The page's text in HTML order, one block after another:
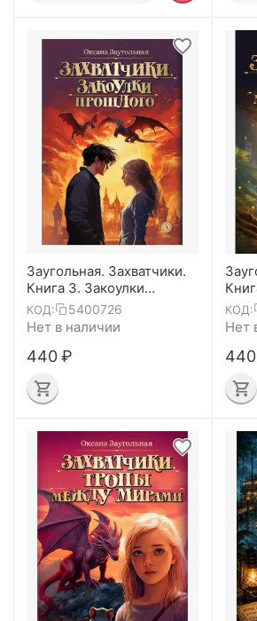
Заугольная. Захватчики.
Книга 3. Закоулки
прошлого (автограф)
КОД: 5400726
Нет в наличии
‍440‍₽
КОД:
Нет
‍440‍